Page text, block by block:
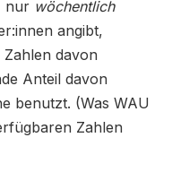
nur wöchentlich
angibt,
davon
Anteil davon
benutzt. (Was WAU
Zahlen